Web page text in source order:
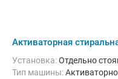
Активаторная
Установка:Отдельно
Тип машины: